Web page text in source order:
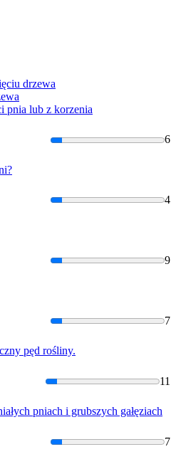
drzewa
pnia lub z korzenia
6
4
9
7
pęd rośliny.
11
pniach i grubszych gałęziach
7